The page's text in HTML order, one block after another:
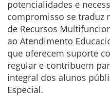
potencialidades e
compromisso se traduz
de Recursos
ao Atendimento
que oferecem suporte
regular e contribuem
integral dos alunos
Especial.